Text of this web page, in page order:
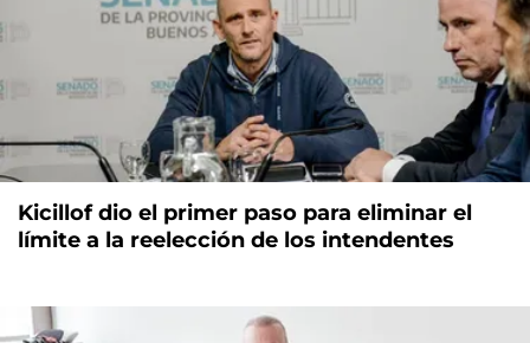
Kicillof dio el primer paso para eliminar el
límite a la reelección de los intendentes